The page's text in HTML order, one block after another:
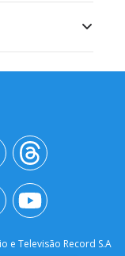
e Televisão Record S.A